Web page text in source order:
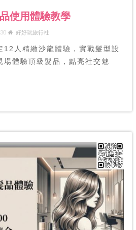
使用體驗教學
好好玩旅行社
12人精緻沙龍體驗，實戰髮型設
場體驗頂級髮品，點亮社交魅